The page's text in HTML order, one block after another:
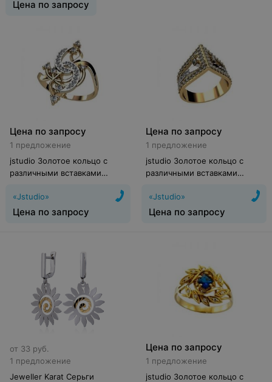
Цена по запросу
Цена по запросу
1 предложение
jstudio Золотое кольцо с
различными вставками
«Jstudio»
Цена по запросу
Цена по запросу
1 предложение
jstudio Золотое кольцо с
различными вставками
«Jstudio»
Цена по запросу
от 33 руб.
1 предложение
Jeweller Karat Серьги
Цена по запросу
1 предложение
jstudio Золотое кольцо с